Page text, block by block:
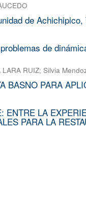
de
de
LARA RUIZ; Silvia
BASNO PARA
ENTRE LA
PARA LA